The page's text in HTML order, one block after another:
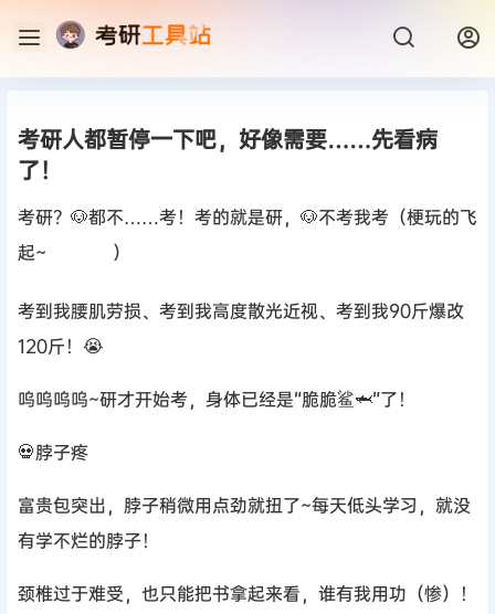
考研人都暂停一下吧，好像需要……先看病
了！
考研？🐶都不……考！考的就是研，🐶不考我考（梗玩的飞
起~
）
考到我腰肌劳损、考到我高度散光近视、考到我90斤爆改
120斤！😭
呜呜呜呜~研才开始考，身体已经是“脆脆鲨🦈”了！
💀脖子疼
富贵包突出，脖子稍微用点劲就扭了~每天低头学习，就没
有学不烂的脖子！
颈椎过于难受，也只能把书拿起来看，谁有我用功（惨）！